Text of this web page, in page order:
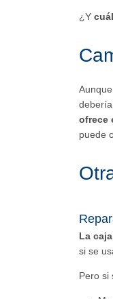
¿Y
ofrece
puede
La
si se
Pero si